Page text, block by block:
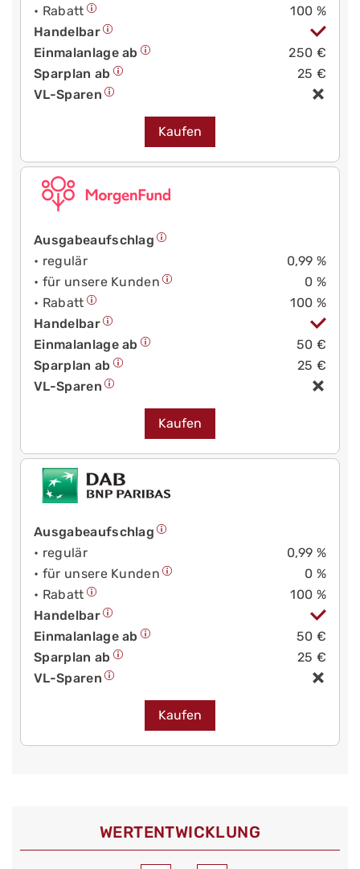
• Rabatt
100 %
Handelbar
Einmalanlage ab
250 €
Sparplan ab
25 €
VL-Sparen
Kaufen
Ausgabeaufschlag
• regulär
0,99 %
• für unsere Kunden
0 %
• Rabatt
100 %
Handelbar
Einmalanlage ab
50 €
Sparplan ab
25 €
VL-Sparen
Kaufen
Ausgabeaufschlag
• regulär
0,99 %
• für unsere Kunden
0 %
• Rabatt
100 %
Handelbar
Einmalanlage ab
50 €
Sparplan ab
25 €
VL-Sparen
Kaufen
WERT­ENTWICKLUNG